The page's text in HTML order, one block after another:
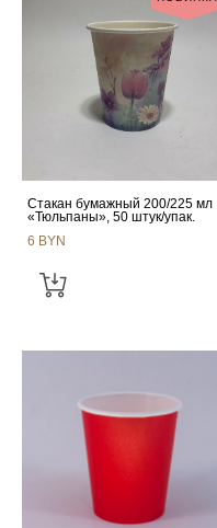
Стакан бумажный 200/225 мл
«Тюльпаны», 50 штук/упак.
6 BYN